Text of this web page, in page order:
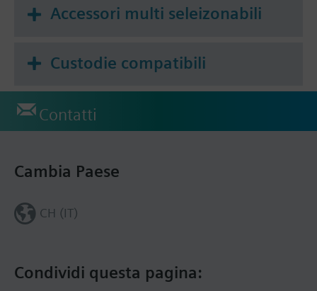
Accessori multi seleizonabili
Custodie compatibili
Contatti
Condividi questa pagina:
Cambia Paese
CH (IT)